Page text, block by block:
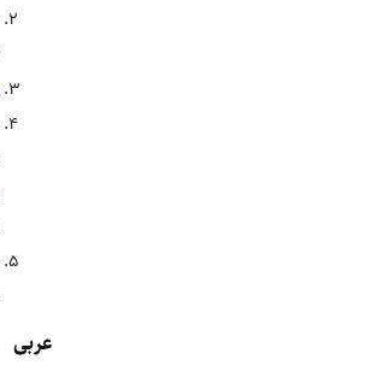
عربی